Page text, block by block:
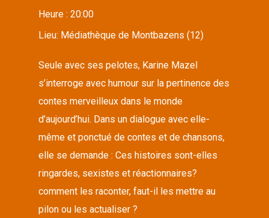
Heure :20:00
Lieu: Médiathèque de Montbazens (12)
Seule avec ses pelotes, Karine Mazel
s’interroge avec humour sur la pertinence des
contes merveilleux dans le monde
d’aujourd’hui. Dans un dialogue avec elle-
même et ponctué de contes et de chansons,
elle se demande : Ces histoires sont-elles
ringardes, sexistes et réactionnaires?
comment les raconter, faut-il les mettre au
pilon ou les actualiser ?